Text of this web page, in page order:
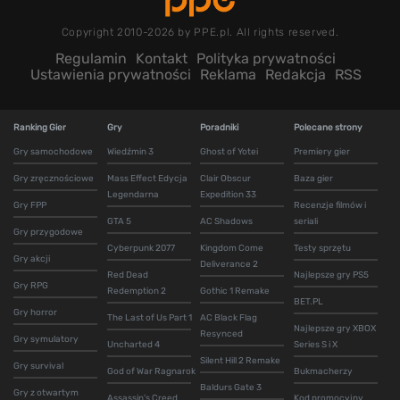
Copyright 2010-2026 by PPE.pl. All rights reserved.
Regulamin Kontakt Polityka prywatności
Ustawienia prywatności
Reklama Redakcja RSS
Ranking Gier
Gry samochodowe
Gry zręcznościowe
Gry FPP
Gry przygodowe
Gry akcji
Gry RPG
Gry horror
Gry symulatory
Gry survival
Gry z otwartym
Gry
Wiedźmin 3
Mass Effect Edycja
Legendarna
GTA 5
Cyberpunk 2077
Red Dead
Redemption 2
The Last of Us Part 1
Uncharted 4
God of War Ragnarok
Poradniki
Ghost of Yotei
Clair Obscur
Expedition 33
AC Shadows
Kingdom Come
Deliverance 2
Gothic 1 Remake
AC Black Flag
Resynced
Silent Hill 2 Remake
Baldurs Gate 3
Polecane strony
Premiery gier
Baza gier
Recenzje filmów i
seriali
Testy sprzętu
Najlepsze gry PS5
BET.PL
Najlepsze gry XBOX
Series S i X
Bukmacherzy